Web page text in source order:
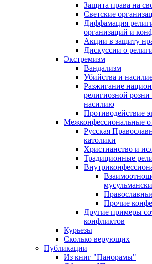
Защита права на
Светские
Диффамация
организаций и
Акции в защиту
Дискуссии о
Экстремизм
Вандализм
Убийства и насилие
Разжигание
религиозной
насилию
Противодействие
Межконфессиональные
Русская
католики
Христианство и
Традиционные
Прочие
Другие примеры
конфликтов
Курьезы
Сколько верующих
Публикации
Из книг "Панорамы"